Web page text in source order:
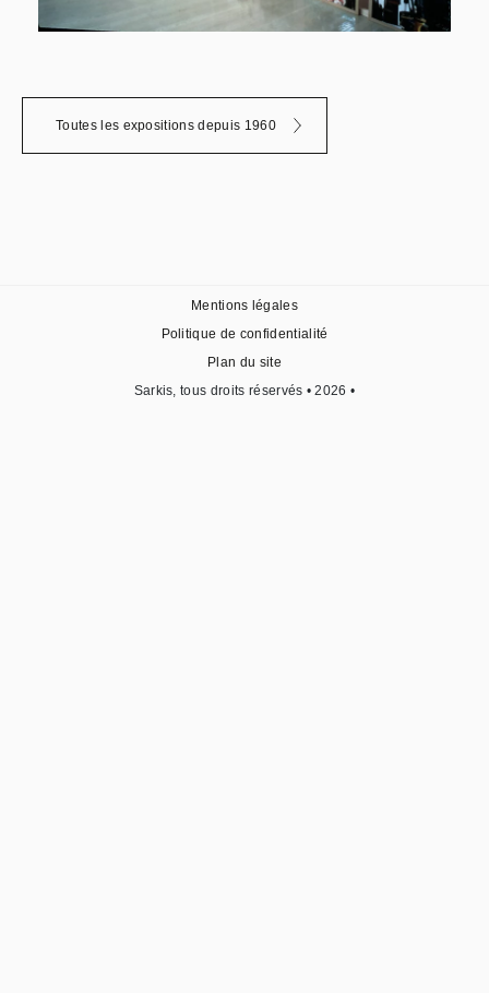
Toutes les expositions depuis 1960
Sarkis, tous droits réservés • 2026 •
Mentions légales
Politique de confidentialité
Plan du site